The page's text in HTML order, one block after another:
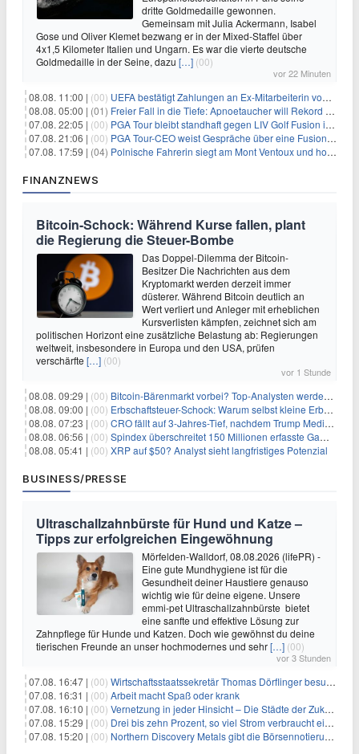
dritte Goldmedaille gewonnen.
Gemeinsam mit Julia Ackermann, Isabel
Gose und Oliver Klemet bezwang er in der Mixed-Staffel über
4x1,5 Kilometer Italien und Ungarn. Es war die vierte deutsche
Goldmedaille in der Seine, dazu […] (00)
vor 22 Minuten
08.08. 11:00 | (00) UEFA bestätigt Zahlungen an Ex-Mitarbeiterin von Infantino
08.08. 05:00 | (01) Freier Fall in die Tiefe: Apnoetaucher will Rekord brechen
07.08. 22:05 | (00) PGA Tour bleibt standhaft gegen LIV Golf Fusion in einem sich wandelnden Sportumfeld
07.08. 21:06 | (00) PGA Tour-CEO weist Gespräche über eine Fusion mit LIV Golf zurück und bekräftigt die Wettbewerbslandschaft
07.08. 17:59 | (04) Polnische Fahrerin siegt am Mont Ventoux und holt Tour-Gelb
FINANZNEWS
Bitcoin-Schock: Während Kurse fallen, plant
die Regierung die Steuer-Bombe
Das Doppel-Dilemma der Bitcoin-
Besitzer Die Nachrichten aus dem
Kryptomarkt werden derzeit immer
düsterer. Während Bitcoin deutlich an
Wert verliert und Anleger mit erheblichen
Kursverlisten kämpfen, zeichnet sich am
politischen Horizont eine zusätzliche Belastung ab: Regierungen
weltweit, insbesondere in Europa und den USA, prüfen
verschärfte […] (00)
vor 1 Stunde
08.08. 09:29 | (00) Bitcoin-Bärenmarkt vorbei? Top-Analysten werden optimistisch, aber die Geschichte sagt etwas anderes
08.08. 09:00 | (00) Erbschaftsteuer-Schock: Warum selbst kleine Erbschaften den Fiskus Millionen kosten
08.08. 07:23 | (00) CRO fällt auf 3-Jahres-Tief, nachdem Trump Media zwei große Crypto.com-Deals storniert
08.08. 06:56 | (00) Spindex überschreitet 150 Millionen erfasste Gaming-Ereignisse in Echtzeit-Datenpipeline
08.08. 05:41 | (00) XRP auf $50? Analyst sieht langfristiges Potenzial
BUSINESS/PRESSE
Ultraschallzahnbürste für Hund und Katze –
Tipps zur erfolgreichen Eingewöhnung
Mörfelden-Walldorf, 08.08.2026 (lifePR) -
Eine gute Mundhygiene ist für die
Gesundheit deiner Haustiere genauso
wichtig wie für deine eigene. Unsere
emmi-pet Ultraschallzahnbürste bietet
eine sanfte und effektive Lösung zur
Zahnpflege für Hunde und Katzen. Doch wie gewöhnst du deine
tierischen Freunde an unser hochmodernes und sehr[…] (00)
vor 3 Stunden
07.08. 16:47 | (00) Wirtschaftsstaatssekretär Thomas Dörflinger besucht Handwerksbetrieb im Kammerbezirk Freiburg
07.08. 16:31 | (00) Arbeit macht Spaß oder krank
07.08. 16:10 | (00) Vernetzung in jeder Hinsicht – Die Städte der Zukunft sind grün-blau
07.08. 15:29 | (00) Drei bis zehn Prozent, so viel Strom verbraucht ein Aufzug im Gebäude
07.08. 15:20 | (00) Northern Discovery Metals gibt die Börsennotierung an der Frankfurter Wertpapierbörse bekannt